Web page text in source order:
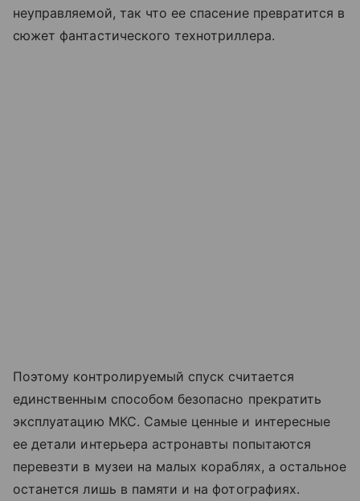
неуправляемой, так что ее спасение превратится в
сюжет фантастического технотриллера.
Поэтому контролируемый спуск считается
единственным способом безопасно прекратить
эксплуатацию МКС. Самые ценные и интересные
ее детали интерьера астронавты попытаются
перевезти в музеи на малых кораблях, а остальное
останется лишь в памяти и на фотографиях.